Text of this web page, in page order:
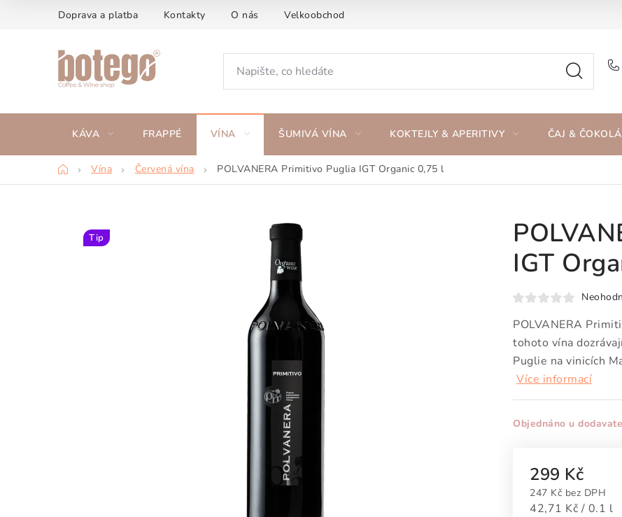
Doprava a platba Kontakty O nás Velkoobchod
KÁVA FRAPPÉ VÍNA ŠUMIVÁ VÍNA KOKTEJLY & APERITIVY ČAJ &
DomůVína Červená vína POLVANERA Primitivo Puglia IGT Organic 0,75 l
IGT
POLVANERA
tohoto vína
Puglie na vinicích
Více informací
Objednáno u
299 Kč
247 Kč bez DPH
Měrná cena:
42,71 Kč / 0.1 l
Tip